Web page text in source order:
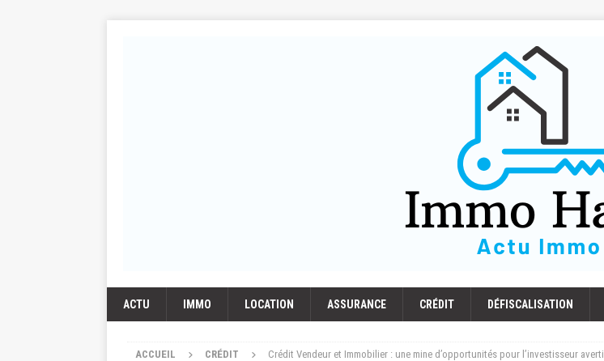
ACTU IMMO LOCATION ASSURANCE CRÉDIT DÉFISCALISATION
ACCUEIL CRÉDIT Crédit Vendeur et Immobilier : une mine d’opportunités pour l’investisseur averti